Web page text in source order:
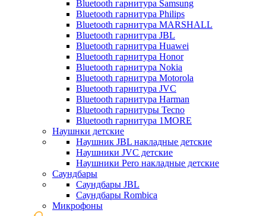
Bluetooth гарнитура Samsung
Bluetooth гарнитура Philips
Bluetooth гарнитура MARSHALL
Bluetooth гарнитура JBL
Bluetooth гарнитура Huawei
Bluetooth гарнитура Honor
Bluetooth гарнитура Nokia
Bluetooth гарнитура Motorola
Bluetooth гарнитура JVC
Bluetooth гарнитура Harman
Bluetooth гарнитуры Tecno
Bluetooth гарнитура 1MORE
Наушнки детские
Наушник JBL накладные детские
Наушники JVC детские
Наушники Pero накладные детские
Саундбары
Саундбары JBL
Саундбары Rombica
Микрофоны